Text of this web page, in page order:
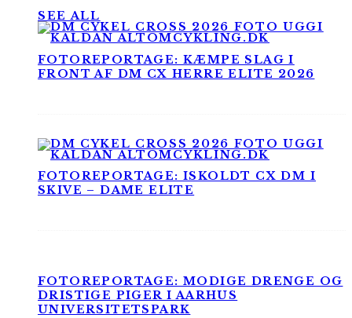
SEE ALL
FOTOREPORTAGE: KÆMPE SLAG I
FRONT AF DM CX HERRE ELITE 2026
FOTOREPORTAGE: ISKOLDT CX DM I
SKIVE – DAME ELITE
FOTOREPORTAGE: MODIGE DRENGE OG
DRISTIGE PIGER I AARHUS
UNIVERSITETSPARK